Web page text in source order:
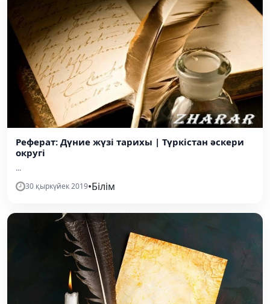
Реферат: Дүние жүзі тарихы | Түркістан әскери
округі
...
30 қыркүйек 2019•Білім